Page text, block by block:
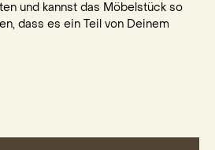
und kannst das Möbelstück so
dass es ein Teil von Deinem